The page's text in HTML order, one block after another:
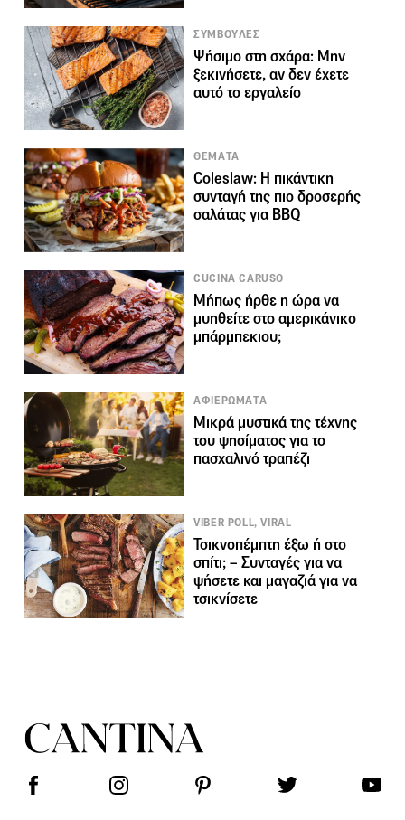
ΣΥΜΒΟΥΛΕΣ
Ψήσιμο στη σχάρα: Μην
ξεκινήσετε, αν δεν έχετε
αυτό το εργαλείο
ΘΕΜΑΤΑ
Coleslaw: Η πικάντικη
συνταγή της πιο δροσερής
σαλάτας για BBQ
CUCINA CARUSO
Μήπως ήρθε η ώρα να
μυηθείτε στο αμερικάνικο
μπάρμπεκιου;
ΑΦΙΕΡΩΜΑΤΑ
Μικρά μυστικά της τέχνης
του ψησίματος για το
πασχαλινό τραπέζι
VIBER POLL, VIRAL
Τσικνοπέμπτη έξω ή στο
σπίτι; – Συνταγές για να
ψήσετε και μαγαζιά για να
τσικνίσετε